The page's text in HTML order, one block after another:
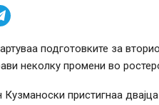
подготовките за
неколку промени во
пристигнаа